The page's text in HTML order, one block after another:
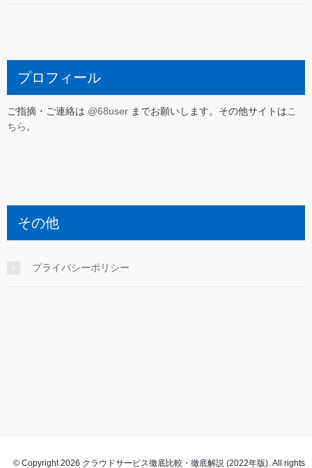
プロフィール
ご指摘・ご連絡は @68user までお願いします。その他サイトはこ
ちら。
その他
プライバシーポリシー
© Copyright 2026 クラウドサービス徹底比較・徹底解説 (2022年版). All rights